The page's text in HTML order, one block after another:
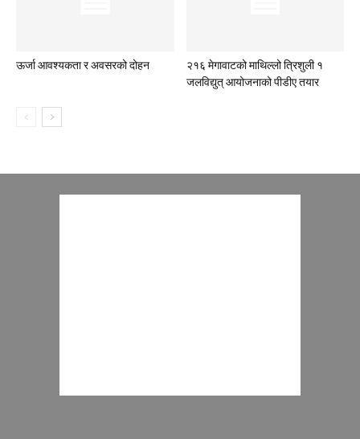
ऊर्जा आवश्यकता र अवसरको दोहन
२१६ मेगावाटको माथिल्लो त्रिशुली १
जलविद्युत् आयोजनाको पीडीए तयार